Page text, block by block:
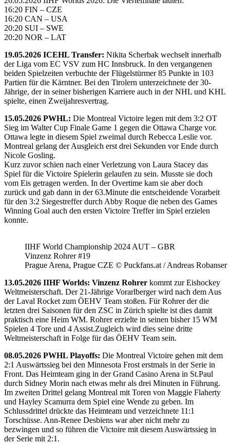
16:20 FIN – CZE
16:20 CAN – USA
20:20 SUI – SWE
20:20 NOR – LAT
19.05.2026 ICEHL Transfer: Nikita Scherbak wechselt innerhalb
der Liga vom EC VSV zum HC Innsbruck. In den vergangenen
beiden Spielzeiten verbuchte der Flügelstürmer 85 Punkte in 103
Partien für die Kärntner. Bei den Tirolern unterzeichnete der 30-
Jährige, der in seiner bisherigen Karriere auch in der NHL und KHL
spielte, einen Zweijahresvertrag.
15.05.2026 PWHL: Die Montreal Victoire legen mit dem 3:2 OT
Sieg im Walter Cup Finale Game 1 gegen die Ottawa Charge vor.
Ottawa legte in diesem Spiel zweimal durch Rebecca Leslie vor.
Montreal gelang der Ausgleich erst drei Sekunden vor Ende durch
Nicole Gosling.
Kurz zuvor schien nach einer Verletzung von Laura Stacey das
Spiel für die Victoire Spielerin gelaufen zu sein. Musste sie doch
vom Eis getragen werden. In der Overtime kam sie aber doch
zurück und gab dann in der 63.Minute die entscheidende Vorarbeit
für den 3:2 Siegestreffer durch Abby Roque die neben des Games
Winning Goal auch den ersten Victoire Treffer im Spiel erzielen
konnte.
IIHF World Championship 2024 AUT – GBR
Vinzenz Rohrer #19
Prague Arena, Prague CZE © Puckfans.at / Andreas Robanser
13.05.2026 IIHF Worlds: Vinzenz Rohrer kommt zur Eishockey
Weltmeisterschaft. Der 21-Jährige Vorarlberger wird nach dem Aus
der Laval Rocket zum ÖEHV Team stoßen. Für Rohrer der die
letzten drei Saisonen für den ZSC in Zürich spielte ist dies damit
praktisch eine Heim WM. Rohrer erzielte in seinen bisher 15 WM
Spielen 4 Tore und 4 Assist.Zugleich wird dies seine dritte
Weltmeisterschaft in Folge für das ÖEHV Team sein.
08.05.2026 PWHL Playoffs: Die Montreal Victoire gehen mit dem
2:1 Auswärtssieg bei den Minnesota Frost erstmals in der Serie in
Front. Das Heimteam ging in der Grand Casino Arena in St.Paul
durch Sidney Morin nach etwas mehr als drei Minuten in Führung.
Im zweiten Drittel gelang Montreal mit Toren von Maggie Flaherty
und Hayley Scamurra dem Spiel eine Wende zu geben. Im
Schlussdrittel drückte das Heimteam und verzeichnete 11:1
Torschüsse. Ann-Renee Desbiens war aber nicht mehr zu
bezwingen und so führen die Victoire mit diesem Auswärtssieg in
der Serie mit 2:1.